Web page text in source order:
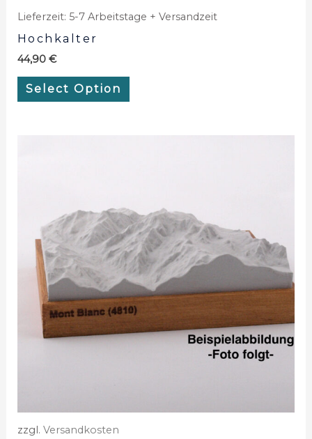
Lieferzeit: 5-7 Arbeitstage + Versandzeit
Hochkalter
44,90 €
Select Option
zzgl. Versandkosten